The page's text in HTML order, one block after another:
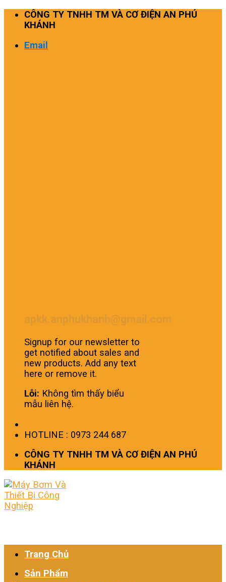
Skip
CÔNG TY TNHH TM VÀ CƠ ĐIỆN AN PHÚ
KHÁNH
Email
Signup for our newsletter to
get notified about sales and
new products. Add any text
here or remove it.
Lỗi: Không tìm thấy biểu
mẫu liên hệ.
HOTLINE : 0973 244 687
CÔNG TY TNHH TM VÀ CƠ ĐIỆN AN PHÚ
KHÁNH
Trang Chủ
Sản Phẩm